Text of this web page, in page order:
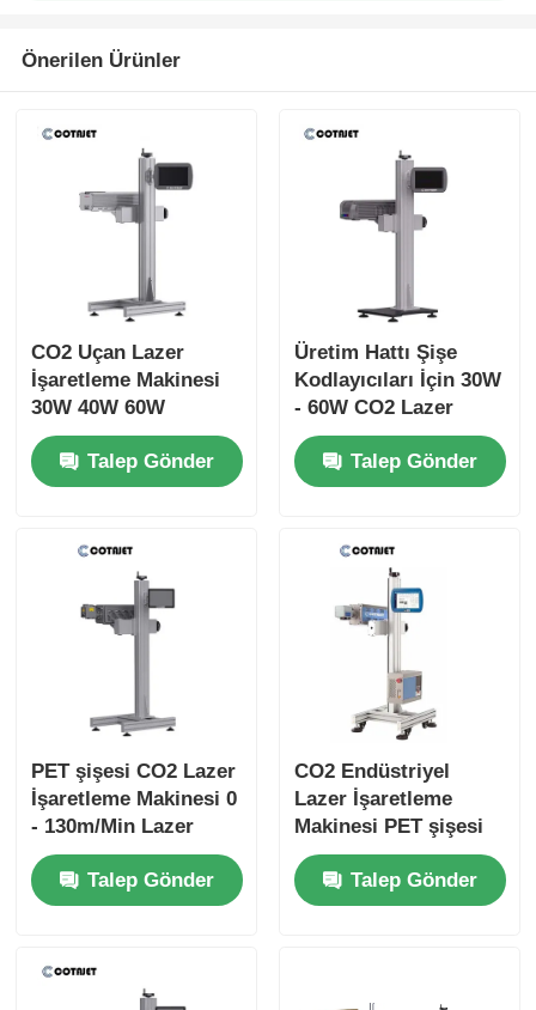
Önerilen Ürünler
CO2 Uçan Lazer
İşaretleme Makinesi
30W 40W 60W
Elektronik /
Farmasötikler için
Talep Gönder
Üretim Hattı Şişe
Kodlayıcıları İçin 30W
- 60W CO2 Lazer
Markalama Makinesi
Talep Gönder
PET şişesi CO2 Lazer
İşaretleme Makinesi 0
- 130m/Min Lazer
Kodlayıcı ile
Talep Gönder
CO2 Endüstriyel
Lazer İşaretleme
Makinesi PET şişesi
için tarih işareti ile
Talep Gönder